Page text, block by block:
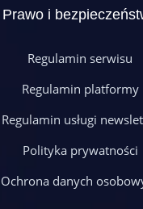
Prawo i
Regulamin serwisu
Regulamin platformy
Regulamin usługi
Polityka prywatności
Ochrona danych